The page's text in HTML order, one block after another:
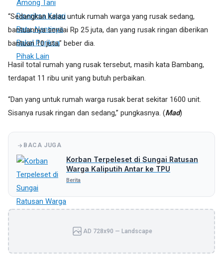
“Sedangkan kalau untuk rumah warga yang rusak sedang,
bantuannya senilai Rp 25 juta, dan yang rusak ringan diberikan
bantuan 10 juta,” beber dia.
Hasil total rumah yang rusak tersebut, masih kata Bambang,
terdapat 11 ribu unit yang butuh perbaikan.
“Dan yang untuk rumah warga rusak berat sekitar 1600 unit.
Sisanya rusak ringan dan sedang,” pungkasnya. (Mad)
BACA JUGA
Korban Terpeleset di Sungai Ratusan
Warga Kaliputih Antar ke TPU
Berita
AD 728x90 — Landscape